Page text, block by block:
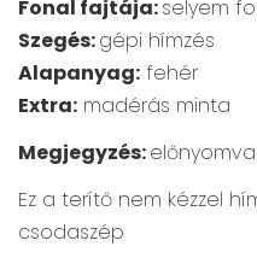
Fonal fajtája:selyem
Szegés:gépi hímzés
Alapanyag: fehér
Extra: madérás minta
Megjegyzés:
Ez a terítő nem kézzel
csodaszép